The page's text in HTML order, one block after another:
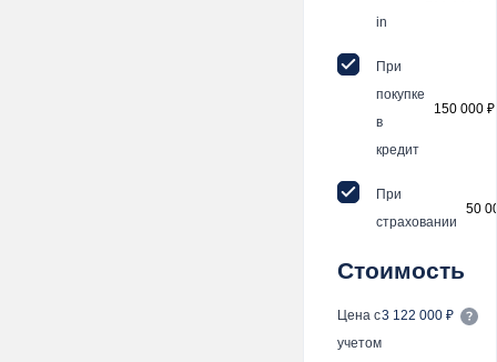
in
При
покупке
в
кредит
150 000 ₽
При
страховании
50
Стоимость
Цена с
учетом
3 122 000 ₽